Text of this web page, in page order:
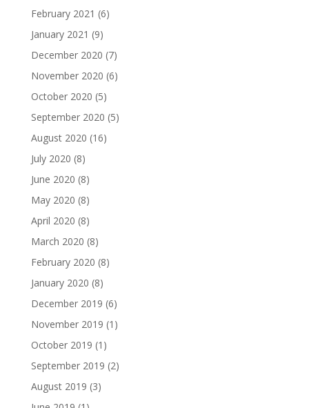
February 2021 (6)
January 2021 (9)
December 2020 (7)
November 2020 (6)
October 2020 (5)
September 2020 (5)
August 2020 (16)
July 2020 (8)
June 2020 (8)
May 2020 (8)
April 2020 (8)
March 2020 (8)
February 2020 (8)
January 2020 (8)
December 2019 (6)
November 2019 (1)
October 2019 (1)
September 2019 (2)
August 2019 (3)